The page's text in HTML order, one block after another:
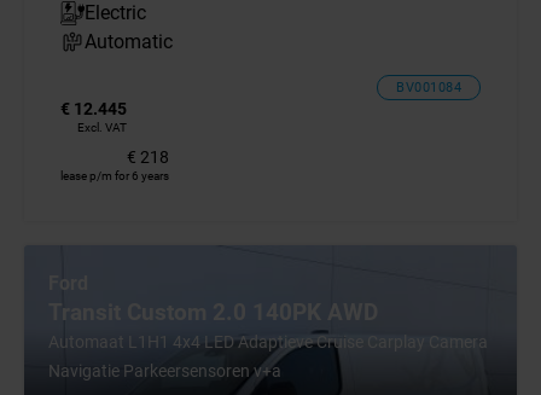
Electric
Automatic
BV001084
€ 12.445
Excl. VAT
€ 218
lease p/m for 6 years
Ford
Transit Custom 2.0 140PK AWD
Automaat L1H1 4x4 LED Adaptieve Cruise Carplay Camera
Navigatie Parkeersensoren v+a